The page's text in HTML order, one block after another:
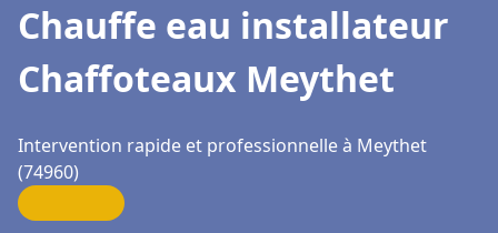
Chauffe eau installateur
Chaffoteaux Meythet
Intervention rapide et professionnelle à Meythet
(74960)